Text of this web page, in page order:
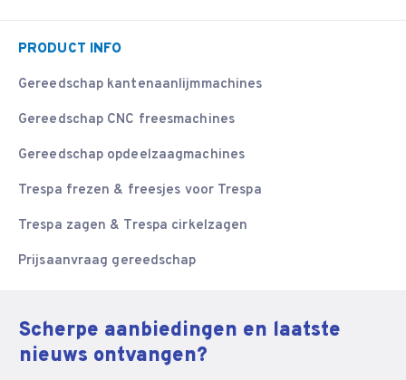
PRODUCT INFO
Gereedschap kantenaanlijmmachines
Gereedschap CNC freesmachines
Gereedschap opdeelzaagmachines
Trespa frezen & freesjes voor Trespa
Trespa zagen & Trespa cirkelzagen
Prijsaanvraag gereedschap
Scherpe aanbiedingen en laatste
nieuws ontvangen?